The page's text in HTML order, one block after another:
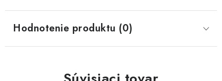
Hodnotenie produktu (0)